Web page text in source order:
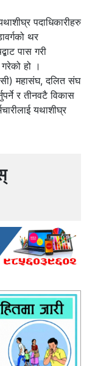
पदाधिकारीहरु
थर
पास गरी
हो ।
महासंघ, दलित संघ
र तीनवटै विकास
यथाशीघ्र